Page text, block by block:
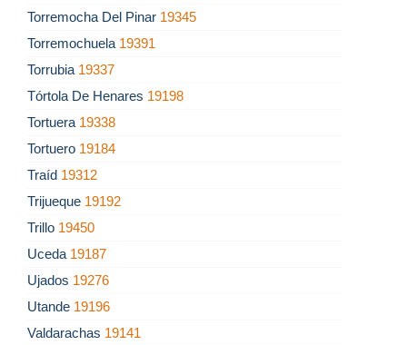
Torremocha Del Pinar 19345
Torremochuela 19391
Torrubia 19337
Tórtola De Henares 19198
Tortuera 19338
Tortuero 19184
Traíd 19312
Trijueque 19192
Trillo 19450
Uceda 19187
Ujados 19276
Utande 19196
Valdarachas 19141